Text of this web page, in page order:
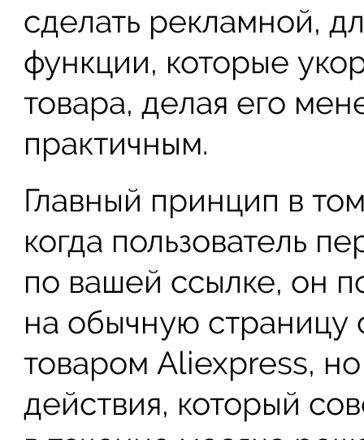
сделать рекламной,
функции, которые
товара, делая его
практичным.
Главный принцип в
когда пользователь
по вашей ссылке, он
на обычную страницу
товаром Aliexpress,
действия, который